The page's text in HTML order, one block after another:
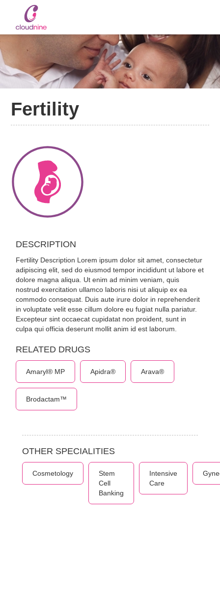
Fertility
DESCRIPTION
Fertility Description Lorem ipsum dolor sit amet, consectetur
adipiscing elit, sed do eiusmod tempor incididunt ut labore et
dolore magna aliqua. Ut enim ad minim veniam, quis
nostrud exercitation ullamco laboris nisi ut aliquip ex ea
commodo consequat. Duis aute irure dolor in reprehenderit
in voluptate velit esse cillum dolore eu fugiat nulla pariatur.
Excepteur sint occaecat cupidatat non proident, sunt in
culpa qui officia deserunt mollit anim id est laborum.
RELATED DRUGS
Amaryl® MP Apidra® Arava®
Brodactam™
OTHER SPECIALITIES
Cosmetology
Stem
Cell
Banking
Intensive
Care